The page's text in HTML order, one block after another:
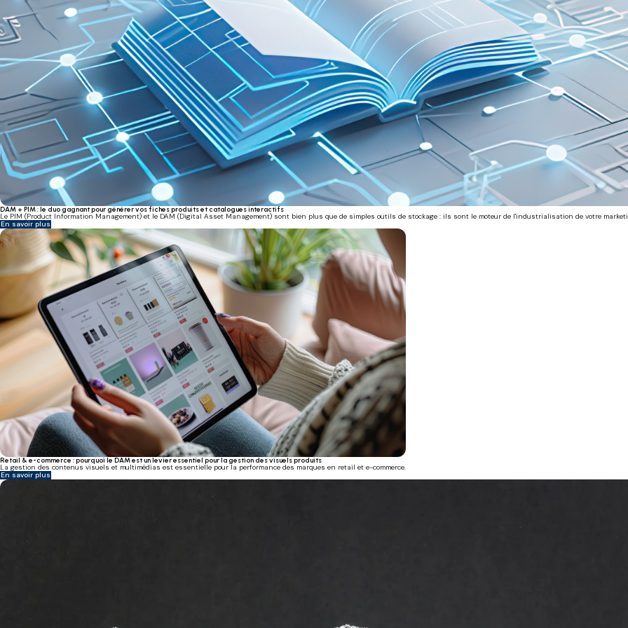
DAM + PIM : le duo gagnant pour générer vos fiches produits et catalogues interactifs
Le PIM (Product Information Management) et le DAM (Digital Asset Management) sont bien plus que de simples outils de stockage : ils sont le moteur de l'industrialisation de votre
En savoir plus
Retail & e-commerce : pourquoi le DAM est un levier essentiel pour la gestion des visuels produits
La gestion des contenus visuels et multimédias est essentielle pour la performance des marques en retail et e-commerce.
En savoir plus